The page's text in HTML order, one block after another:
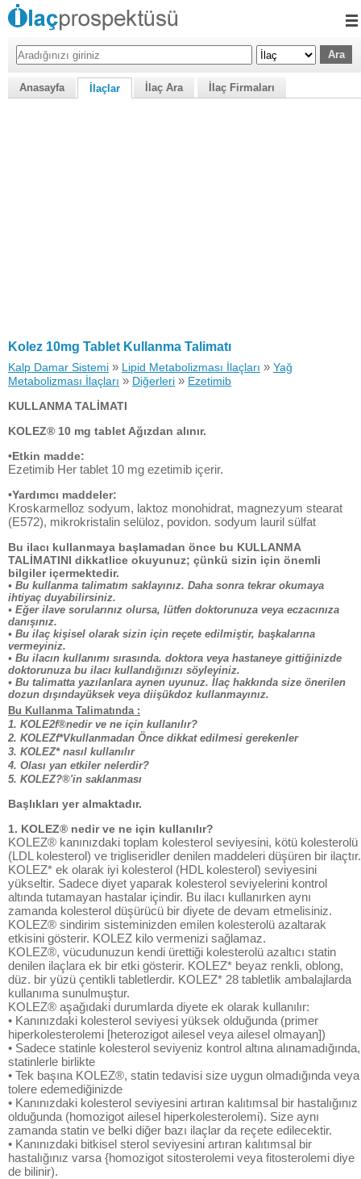
Anasayfa İlaçlar İlaç Ara İlaç Firmaları
Kolez 10mg Tablet Kullanma Talimatı
Kalp Damar Sistemi » Lipid Metabolizması İlaçları » Yağ
Metabolizması İlaçları » Diğerleri » Ezetimib
KULLANMA TALİMATI
KOLEZ® 10 mg tablet Ağızdan alınır.
•Etkin madde:
Ezetimib Her tablet 10 mg ezetimib içerir.
•Yardımcı maddeler:
Kroskarmelloz sodyum, laktoz monohidrat, magnezyum stearat
(E572), mikrokristalin selüloz, povidon. sodyum lauril sülfat
Bu ilacı kullanmaya başlamadan önce bu KULLANMA
TALİMATINI dikkatlice okuyunuz; çünkü sizin için önemli
bilgiler içermektedir.
• Bu kullanma talimatım saklayınız. Daha sonra tekrar okumaya
ihtiyaç duyabilirsiniz.
• Eğer ilave sorularınız olursa, lütfen doktorunuza veya eczacınıza
danışınız.
• Bu ilaç kişisel olarak sizin için reçete edilmiştir, başkalarına
vermeyiniz.
• Bu ilacın kullanımı sırasında. doktora veya hastaneye gittiğinizde
doktorunuza bu ilacı kullandığınızı söyleyiniz.
• Bu talimatta yazılanlara aynen uyunuz. İlaç hakkında size önerilen
dozun dışındayüksek veya diişükdoz kullanmayınız.
Bu Kullanma Talimatında :
1. KOLE2f®nedir ve ne için kullanılır?
2. KOLEZf*Vkullanmadan Önce dikkat edilmesi gerekenler
3. KOLEZ* nasıl kullanılır
4. Olası yan etkiler nelerdir?
5. KOLEZ?®'in saklanması
Başlıkları yer almaktadır.
1. KOLEZ® nedir ve ne için kullanılır?
KOLEZ® kanınızdaki toplam kolesterol seviyesini, kötü kolesterolü
(LDL kolesterol) ve trigliseridler denilen maddeleri düşüren bir ilaçtır.
KOLEZ* ek olarak iyi kolesterol (HDL kolesterol) seviyesini
yükseltir. Sadece diyet yaparak kolesterol seviyelerini kontrol
altında tutamayan hastalar içindir. Bu ilacı kullanırken aynı
zamanda kolesterol düşürücü bir diyete de devam etmelisiniz.
KOLEZ® sindirim sisteminizden emilen kolesterolü azaltarak
etkisini gösterir. KOLEZ kilo vermenizi sağlamaz.
KOLEZ®, vücudunuzun kendi ürettiği kolesterolü azaltıcı statin
denilen ilaçlara ek bir etki gösterir. KOLEZ* beyaz renkli, oblong,
düz. bir yüzü çentikli tabletlerdir. KOLEZ* 28 tabletlik ambalajlarda
kullanıma sunulmuştur.
KOLEZ® aşağıdaki durumlarda diyete ek olarak kullanılır:
• Kanınızdaki kolesterol seviyesi yüksek olduğunda (primer
hiperkolesterolemi [heterozigot ailesel veya ailesel olmayan])
• Sadece statinle kolesterol seviyeniz kontrol altına alınamadığında,
statinlerle birlikte
• Tek başına KOLEZ®, statin tedavisi size uygun olmadığında veya
tolere edemediğinizde
• Kanınızdaki kolesterol seviyesini artıran kalıtımsal bir hastalığınız
olduğunda (homozigot ailesel hiperkolesterolemi). Size aynı
zamanda statin ve belki diğer bazı ilaçlar da reçete edilecektir.
• Kanınızdaki bitkisel sterol seviyesini artıran kalıtımsal bir
hastalığınız varsa {homozigot sitosterolemi veya fitosterolemi diye
de bilinir).